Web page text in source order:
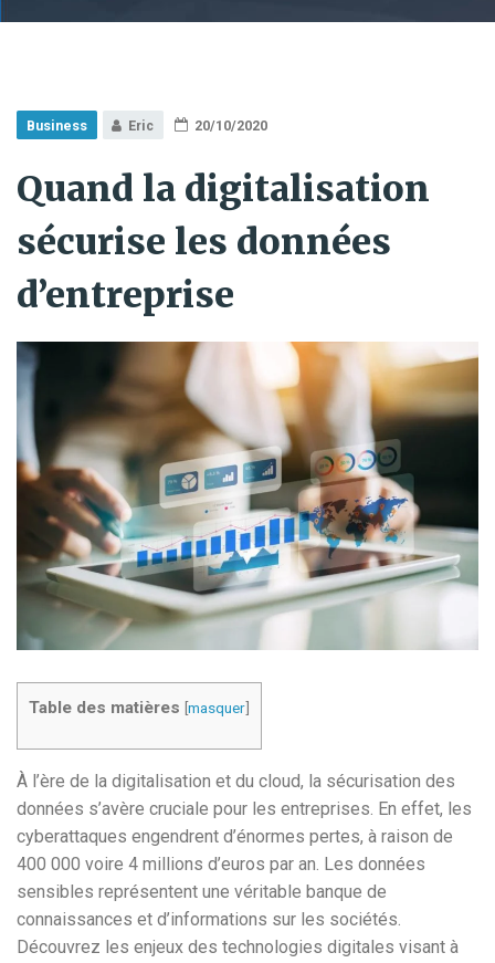
Business Eric 20/10/2020
Quand la digitalisation
sécurise les données
d’entreprise
Table des matières [masquer]
À l’ère de la digitalisation et du cloud, la sécurisation des
données s’avère cruciale pour les entreprises. En effet, les
cyberattaques engendrent d’énormes pertes, à raison de
400 000 voire 4 millions d’euros par an. Les données
sensibles représentent une véritable banque de
connaissances et d’informations sur les sociétés.
Découvrez les enjeux des technologies digitales visant à